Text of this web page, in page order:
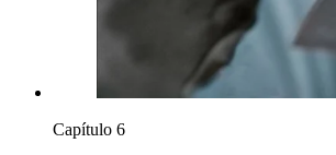
Capítulo 6